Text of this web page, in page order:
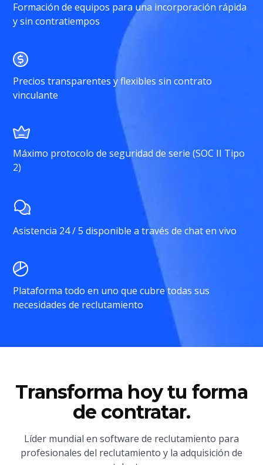
Formación de equipos para una incorporación rápida
y sin contratiempos
Precios transparentes y flexibles sin contrato
vinculante
Máximo protocolo de seguridad de serie (SOC II Tipo
2)
Asistencia 24 / 5 disponible a través de chat en vivo
Plataforma todo en uno que cubre todas sus
necesidades de reclutamiento
Transforma hoy tu forma
de contratar.
Líder mundial en software de reclutamiento para
profesionales del reclutamiento y la adquisición de